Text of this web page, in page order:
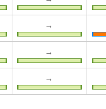
→
→
→